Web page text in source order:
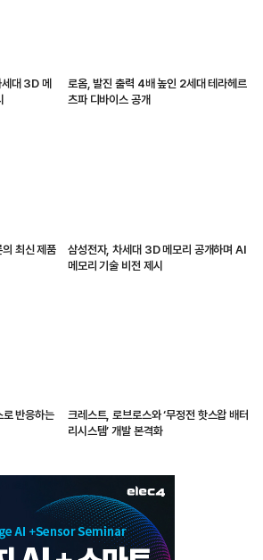
대 3D 메
로옴, 발진 출력 4배 높인 2세대 테라헤르
츠파 디바이스 공개
최신 제품
삼성전자, 차세대 3D 메모리 공개하며 AI
메모리 기술 비전 제시
반응하는
크레스트, 로브로스와 ‘무정전 핫스왑 배터
리시스템’ 개발 본격화